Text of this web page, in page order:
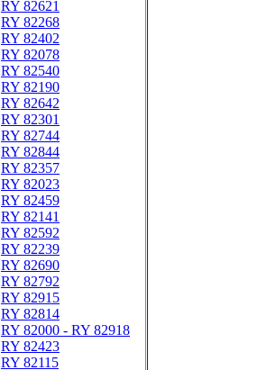
RY 82621
RY 82268
RY 82402
RY 82078
RY 82540
RY 82190
RY 82642
RY 82301
RY 82744
RY 82844
RY 82357
RY 82023
RY 82459
RY 82141
RY 82592
RY 82239
RY 82690
RY 82792
RY 82915
RY 82814
RY 82000 - RY 82918
RY 82423
RY 82115